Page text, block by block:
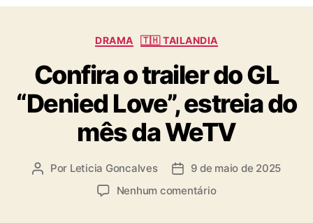
R
A
C
t
e
g
o
r
i
s
DRAMA 🇹🇭 TAILANDIA
Confira o trailer do GL
“Denied Love”, estreia do
mês da WeTV
A Por Leticia Goncalves
D 9 de maio de 2025
Nenhum comentárioe